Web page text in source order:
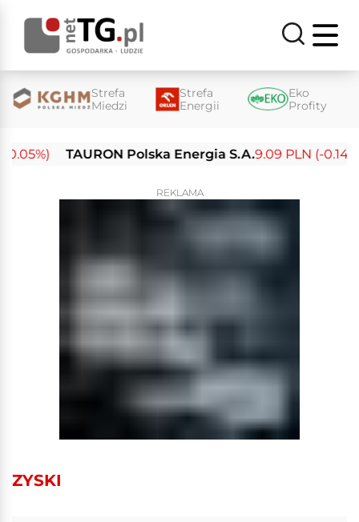
Strefa
Miedzi
Strefa
Energii
Eko
Profity
TAURON Polska Energia S.A.9.09 PLN (-0.14%)
REKLAMA
ZYSKI